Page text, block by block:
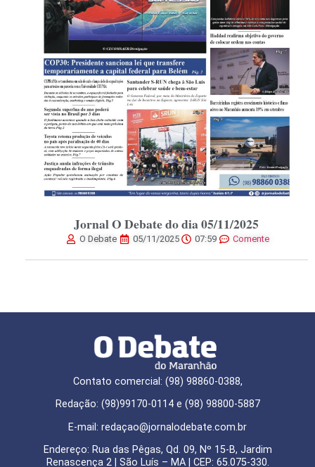
Jornal O Debate do dia 05/11/2025
O Debate 05/11/2025 07:59 Comente
Contato comercial: (98) 98860-0388,
Redação: (98)99170-0114 e (98) 98800-5887
E-mail: redaçao@jornalodebate.com.br
Endereço: Rua das Pêgas, Qd. 09, Nº 15-B, Jardim
Renascença 2 | São Luís – MA | CEP: 65.075-330.